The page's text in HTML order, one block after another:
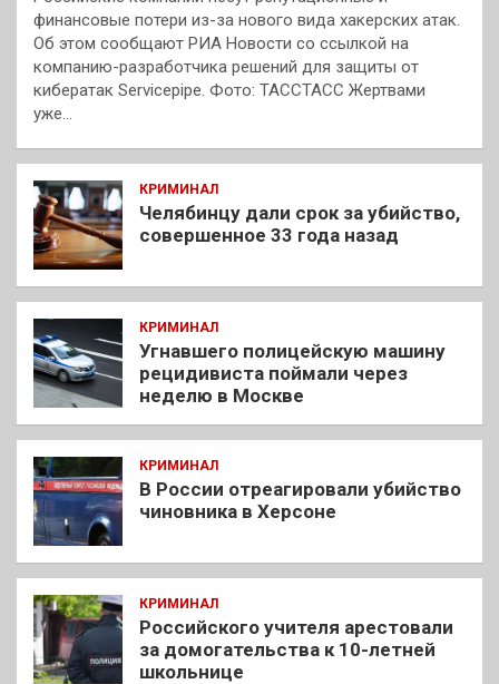
финансовые потери из-за нового вида хакерских атак.
Об этом сообщают РИА Новости со ссылкой на
компанию-разработчика решений для защиты от
кибератак Servicepipe. Фото: ТАССТАСС Жертвами
уже…
КРИМИНАЛ
Челябинцу дали срок за убийство,
совершенное 33 года назад
КРИМИНАЛ
Угнавшего полицейскую машину
рецидивиста поймали через
неделю в Москве
КРИМИНАЛ
В России отреагировали убийство
чиновника в Херсоне
КРИМИНАЛ
Российского учителя арестовали
за домогательства к 10-летней
школьнице